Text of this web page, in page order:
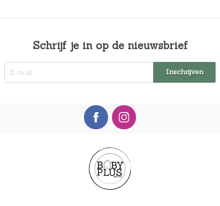
Schrijf je in op de nieuwsbrief